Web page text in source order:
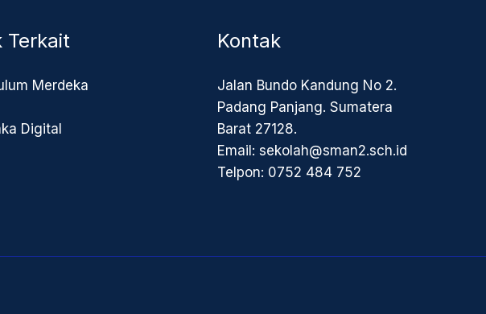
Terkait
Merdeka
Digital
Kontak
Jalan Bundo Kandung No 2.
Padang Panjang. Sumatera
Barat 27128.
Email: sekolah@sman2.sch.id
Telpon: 0752 484 752